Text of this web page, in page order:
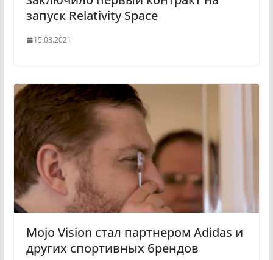
запуск Relativity Space
15.03.2021
Mojo Vision стал партнером Adidas и
других спортивных брендов